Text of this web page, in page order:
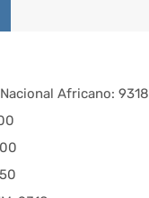
Africano: 9318